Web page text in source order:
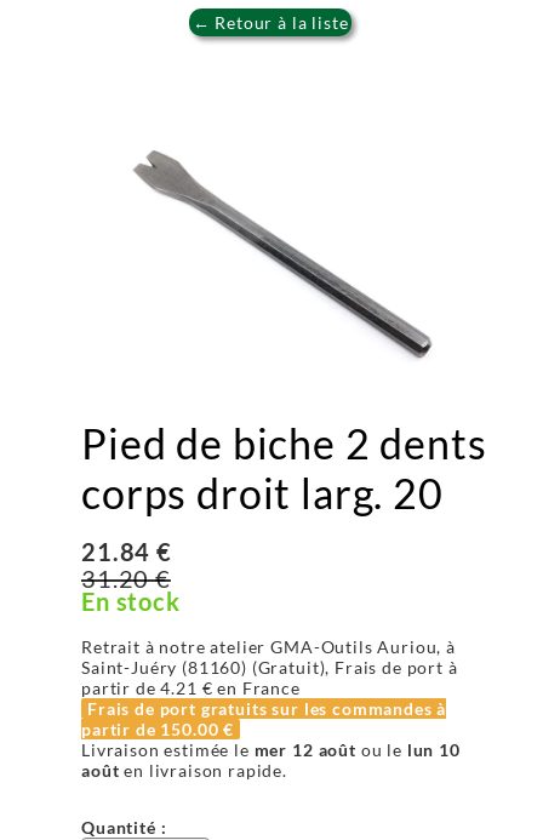
← Retour à la liste
Pied de biche 2 dents
corps droit larg. 20
21.84 €
31.20 €
En stock
Retrait à notre atelier GMA-Outils Auriou, à
Saint-Juéry (81160) (Gratuit), Frais de port à
partir de4.21 € en France
Frais de port gratuits sur les commandes à
partir de 150.00 €
Livraison estimée le mer 12 août ou le lun 10
août en livraison rapide.
Quantité :